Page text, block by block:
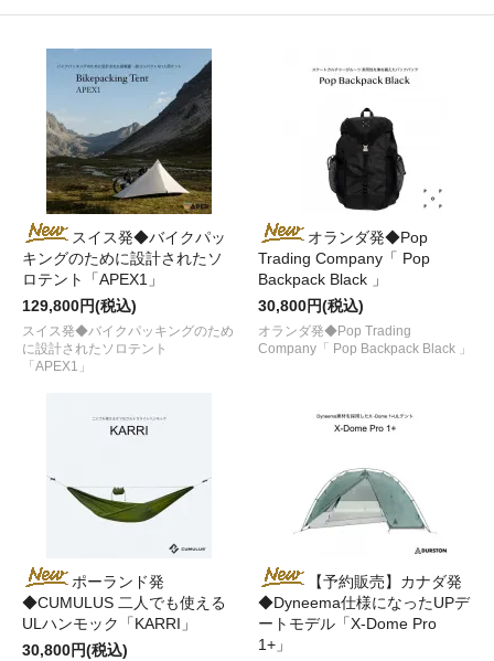
スイス発◆バイクパッ
キングのために設計されたソ
ロテント「APEX1」
129,800円(税込)
スイス発◆バイクパッキングのため
に設計されたソロテント
「APEX1」
オランダ発◆Pop
Trading Company「 Pop
Backpack Black 」
30,800円(税込)
オランダ発◆Pop Trading
Company「 Pop Backpack Black 」
ポーランド発
◆CUMULUS 二人でも使える
ULハンモック「KARRI」
30,800円(税込)
【予約販売】カナダ発
◆Dyneema仕様になったUPデ
ートモデル「X-Dome Pro
1+」